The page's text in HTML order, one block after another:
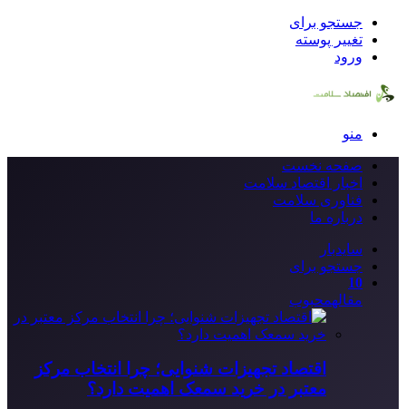
جستجو برای
تغییر پوسته
ورود
منو
صفحه نخست
اخبار اقتصاد سلامت
فناوری سلامت
درباره ما
سایدبار
جستجو برای
10
مقالهمحبوب
اقتصاد تجهیزات شنوایی؛ چرا انتخاب مرکز
معتبر در خرید سمعک اهمیت دارد؟